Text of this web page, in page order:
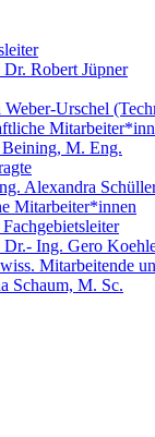
Robert Jüpner
Weber-Urschel
M. Eng.
Alexandra
Mitarbeiter*innen
Dr.- Ing. Gero
Mitarbeitende
Schaum, M. Sc.